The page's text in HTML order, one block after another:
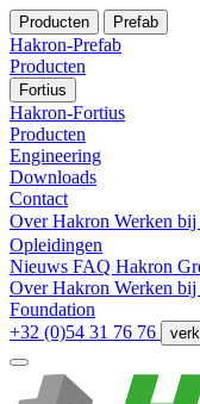
Producten Prefab
Hakron-Prefab
Producten
Fortius
Hakron-Fortius
Producten
Engineering
Downloads
Contact
Over Hakron Werken bij
Opleidingen
Nieuws FAQ Hakron
Over Hakron Werken bij
Foundation
+32 (0)54 31 76 76